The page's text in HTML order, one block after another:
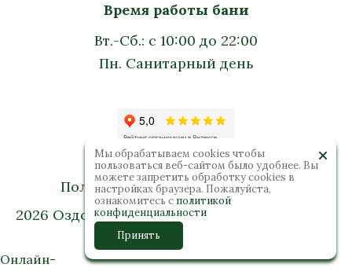
Время работы бани
Вт.-Сб.: с 10:00 до 22:00
Пн. Санитарный день
Политика конфиденциальности
2026 Оздоровительный комплекс “Колибри”.
Все права защищены
Мы обрабатываем cookies чтобы
пользоваться веб-сайтом было удобнее. Вы
можете запретить обработку сookies в
настройках браузера. Пожалуйста,
ознакомитесь с политикой
конфиденциальности
Принять
Онлайн-